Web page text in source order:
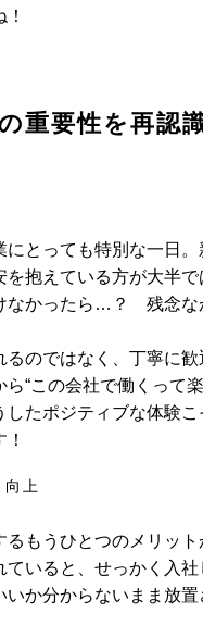
重要性を再認
とっても特別な一日
抱えている方が大半
なかったら…？ 残念な
のではなく、丁寧に
“この会社で働くって
たポジティブな体験
向上
もうひとつのメリッ
いると、せっかく入
か分からないまま放